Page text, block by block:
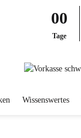
00
Tage
Wissenswertes